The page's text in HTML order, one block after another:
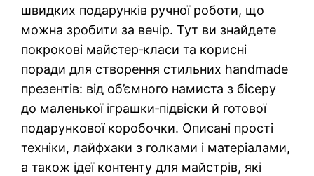
швидких подарунків ручної роботи, що
можна зробити за вечір. Тут ви знайдете
покрокові майстер‑класи та корисні
поради для створення стильних handmade
презентів: від об’ємного намиста з бісеру
до маленької іграшки‑підвіски й готової
подарункової коробочки. Описані прості
техніки, лайфхаки з голками і матеріалами,
а також ідеї контенту для майстрів, які